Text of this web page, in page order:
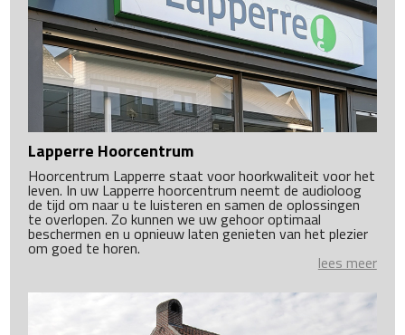
Lapperre Hoorcentrum
Hoorcentrum Lapperre staat voor hoorkwaliteit voor het
leven. In uw Lapperre hoorcentrum neemt de audioloog
de tijd om naar u te luisteren en samen de oplossingen
te overlopen. Zo kunnen we uw gehoor optimaal
beschermen en u opnieuw laten genieten van het plezier
om goed te horen.
lees meer